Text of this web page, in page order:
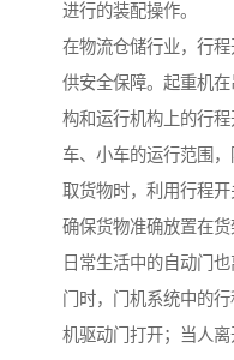
进行的装配操作。
在物流仓储行业，行
供安全保障。起重机
构和运行机构上的行
车、小车的运行范围
取货物时，利用行程开
确保货物准确放置在货
日常生活中的自动门
门时，门机系统中的
机驱动门打开；当人离